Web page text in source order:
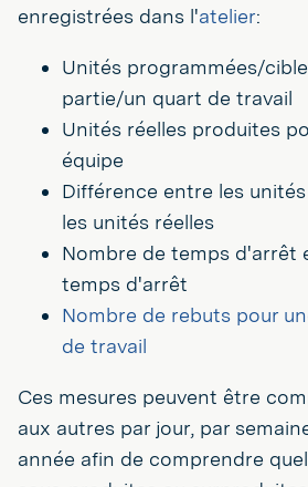
enregistrées dans l'atelier:
Unités programmées/
partie/un quart de travail
Unités réelles produites
équipe
Différence entre les
les unités réelles
Nombre de temps d'arrêt
temps d'arrêt
Nombre de rebuts pour
de travail
Ces mesures peuvent être
aux autres par jour, par
année afin de comprendre